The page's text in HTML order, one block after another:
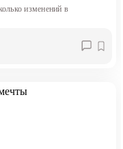
изменений в